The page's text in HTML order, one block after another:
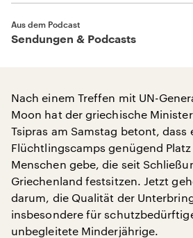
Aus dem Podcast
Sendungen & Podcasts
Nach einem Treffen mit UN-
Moon hat der griechische
Tsipras am Samstag betont, dass
Flüchtlingscamps genügend
Menschen gebe, die seit
Griechenland festsitzen. Jetzt
darum, die Qualität der
insbesondere für
unbegleitete Minderjährige.